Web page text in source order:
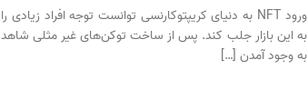
ورود NFT به دنیای کریپتوکارنسی توانست توجه افراد زیادی را
به این بازار جلب کند. پس از ساخت توکن‌های غیر مثلی شاهد
به وجود آمدن […]